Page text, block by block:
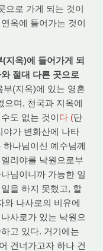
으로 가게 되는 것이
옥에 들어가는 것이
지옥)에 들어가게 되
절대 다른 곳으로
부(지옥)에 있는 영혼
으며, 천국과 지옥에
도 없는 것이다 (단
야가 변화산에 나타
나님이신 예수님께
리야를 낙원으로부
님이니까 가능한 일
을 하지 못했고, 할
와 나사로의 비유에
사로가 있는 낙원으
고 있다. 거기에는
건너가고자 하나 건